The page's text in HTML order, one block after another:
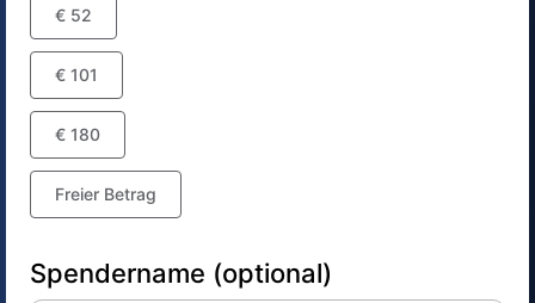
€ 52
€ 101
€ 180
Freier Betrag
Spendername (optional)